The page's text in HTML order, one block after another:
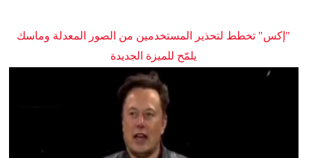
"إكس" تخطط لتحذير المستخدمين من الصور المعدلة وماسك
يلمّح للميزة الجديدة